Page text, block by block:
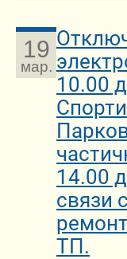
19
мар.
10.00
14.00
связи
ТП.